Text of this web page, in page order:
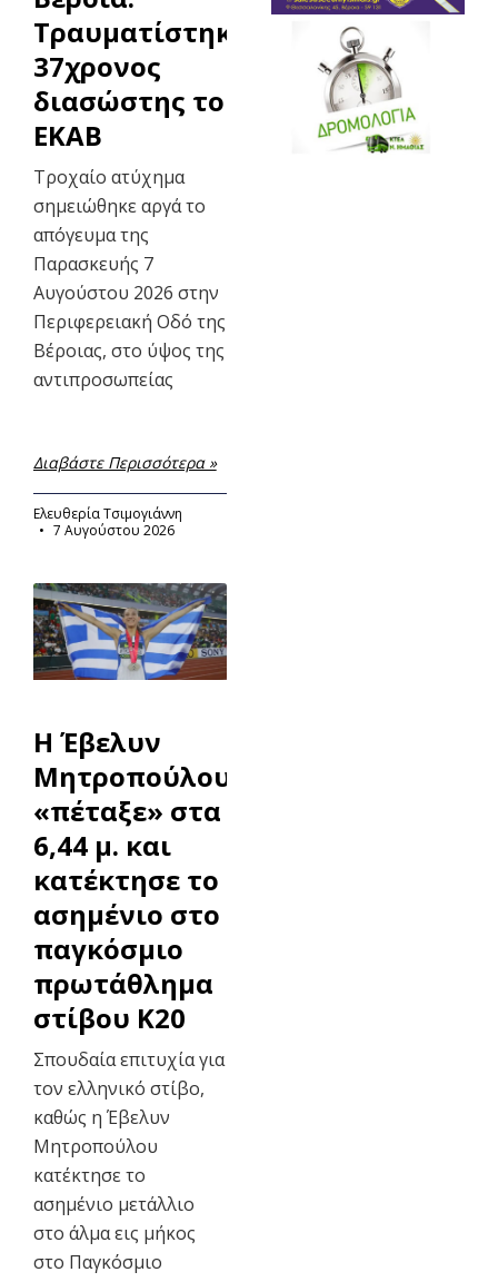
Τραυματίστηκε
37χρονος
διασώστης του
ΕΚΑΒ
Τροχαίο ατύχημα
σημειώθηκε αργά το
απόγευμα της
Παρασκευής 7
Αυγούστου 2026 στην
Περιφερειακή Οδό της
Βέροιας, στο ύψος της
αντιπροσωπείας
Διαβάστε Περισσότερα »
Ελευθερία Τσιμογιάννη
7 Αυγούστου 2026
Η Έβελυν
Μητροπούλου
«πέταξε» στα
6,44 μ. και
κατέκτησε το
ασημένιο στο
παγκόσμιο
πρωτάθλημα
στίβου Κ20
Σπουδαία επιτυχία για
τον ελληνικό στίβο,
καθώς η Έβελυν
Μητροπούλου
κατέκτησε το
ασημένιο μετάλλιο
στο άλμα εις μήκος
στο Παγκόσμιο